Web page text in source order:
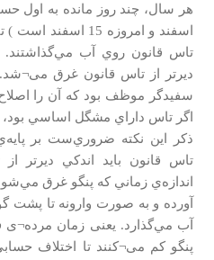
اسفند و امروزه 15
تاس قانون روي آب مي‌گذاشتند.
ديرتر از تاس قانون غرق
سفيدگر موظف بود كه آن را
اگر تاس داراي مشگل اساسي بود،
ذكر اين نكته ضروري‌ست بر
تاس قانون بايد اندكي ديرتر
اندازه‌ي زماني كه پنگو غرق
آورده و به صورت وارونه تا
آب مي‌گذارد. یعنی زمان
پنگو کم می¬کنند تا اختلاف